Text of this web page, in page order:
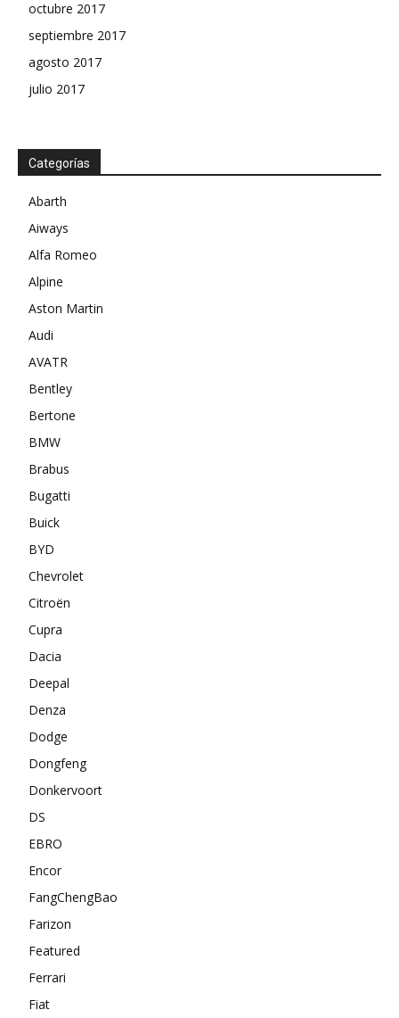
octubre 2017
septiembre 2017
agosto 2017
julio 2017
Categorías
Abarth
Aiways
Alfa Romeo
Alpine
Aston Martin
Audi
AVATR
Bentley
Bertone
BMW
Brabus
Bugatti
Buick
BYD
Chevrolet
Citroën
Cupra
Dacia
Deepal
Denza
Dodge
Dongfeng
Donkervoort
DS
EBRO
Encor
FangChengBao
Farizon
Featured
Ferrari
Fiat